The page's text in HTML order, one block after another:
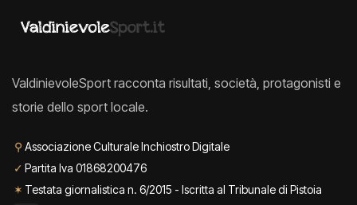
ValdinievoleSport racconta risultati, società, protagonisti e
storie dello sport locale.
⚲ Associazione Culturale Inchiostro Digitale
✓ Partita Iva 01868200476
✶ Testata giornalistica n. 6/2015 - Iscritta al Tribunale di Pistoia